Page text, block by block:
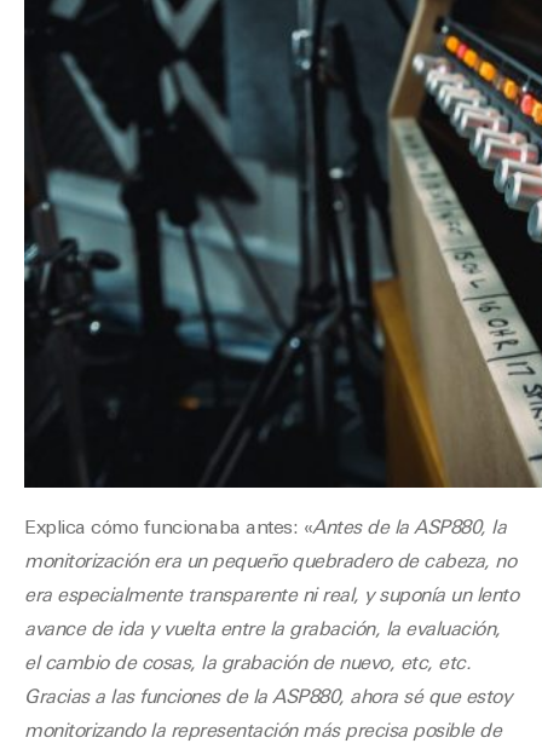
Explica cómo funcionaba antes: «Antes de la ASP880, la
monitorización era un pequeño quebradero de cabeza, no
era especialmente transparente ni real, y suponía un lento
avance de ida y vuelta entre la grabación, la evaluación,
el cambio de cosas, la grabación de nuevo, etc, etc.
Gracias a las funciones de la ASP880, ahora sé que estoy
monitorizando la representación más precisa posible de